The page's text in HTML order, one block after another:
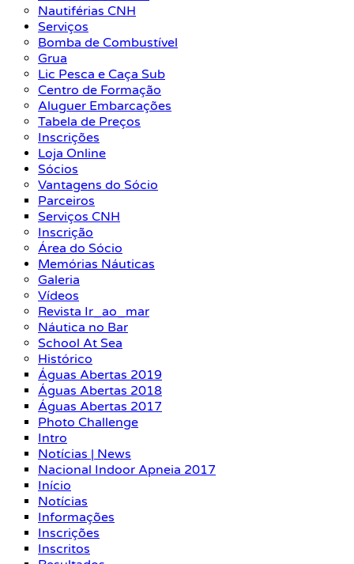
Nautiférias CNH
Serviços
Bomba de Combustível
Grua
Lic Pesca e Caça Sub
Centro de Formação
Aluguer Embarcações
Tabela de Preços
Inscrições
Loja Online
Sócios
Vantagens do Sócio
Parceiros
Serviços CNH
Inscrição
Área do Sócio
Memórias Náuticas
Galeria
Vídeos
Revista Ir_ao_mar
Náutica no Bar
School At Sea
Histórico
Águas Abertas 2019
Águas Abertas 2018
Águas Abertas 2017
Photo Challenge
Intro
Notícias | News
Nacional Indoor Apneia 2017
Início
Notícias
Informações
Inscrições
Inscritos